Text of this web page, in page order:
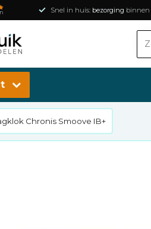
Snel in huis: bezorging binnen
Chronis Smoove IB+